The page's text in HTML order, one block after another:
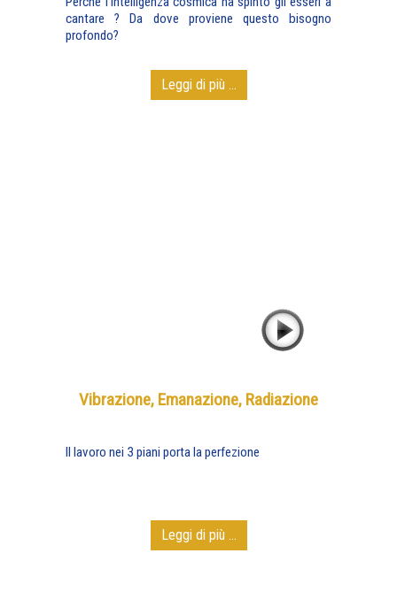
cantare ? Da dove proviene questo bisogno
profondo?
Leggi di più ...
Vibrazione, Emanazione, Radiazione
Il lavoro nei 3 piani porta la perfezione
Leggi di più ...